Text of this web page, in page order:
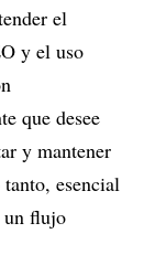
el
y el uso
que desee
y mantener
esencial
un flujo